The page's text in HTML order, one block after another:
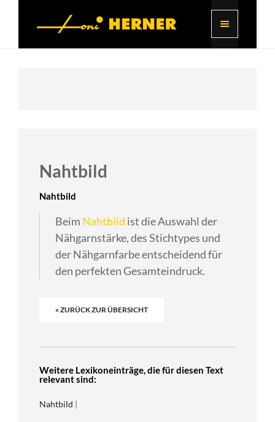
Nahtbild
Nahtbild
Beim Nahtbild ist die Auswahl der
Nähgarnstärke, des Stichtypes und
der Nähgarnfarbe entscheidend für
den perfekten Gesamteindruck.
« ZURÜCK ZUR ÜBERSICHT
Weitere Lexikoneinträge, die für diesen Text
relevant sind:
Nahtbild |